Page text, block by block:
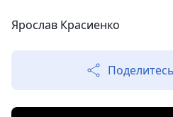
Ярослав Красиенко